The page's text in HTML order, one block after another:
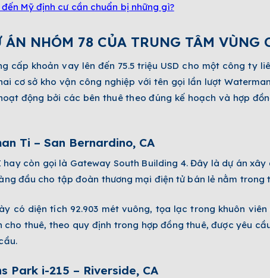
Mỹ định cư cần chuẩn bị những gì?
ÁN NHÓM 78 CỦA TRUNG TÂM VÙNG
cấp khoản vay lên đến 75.5 triệu USD cho một công
cơ sở kho vận công nghiệp với tên gọi lần lượt
động bởi các bên thuê theo đúng kế hoạch và hợp
Ti – San Bernardino, CA
hay còn gọi là Gateway South Building 4. Đây là dự án
đầu cho tập đoàn thương mại điện tử bán lẻ nằm trong
có diện tích 92.903 mét vuông, tọa lạc trong khuôn
cho thuê, theo quy định trong hợp đồng thuê, được yêu
Park i-215 – Riverside, CA